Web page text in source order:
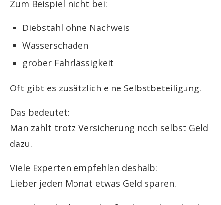
Zum Beispiel nicht bei:
Diebstahl ohne Nachweis
Wasserschaden
grober Fahrlässigkeit
Oft gibt es zusätzlich eine Selbstbeteiligung.
Das bedeutet:
Man zahlt trotz Versicherung noch selbst Geld
dazu.
Viele Experten empfehlen deshalb:
Lieber jeden Monat etwas Geld sparen.